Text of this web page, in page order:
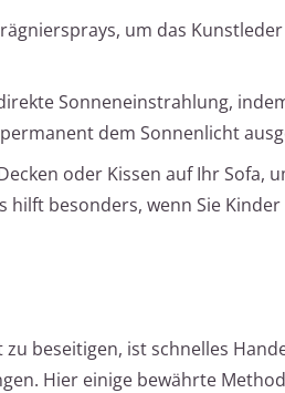
um das
Sonneneinstrahlung,
dem Sonnenlicht
oder Kissen auf Ihr Sofa,
hilft besonders, wenn Sie
beseitigen, ist schnelles
Hier einige bewährte